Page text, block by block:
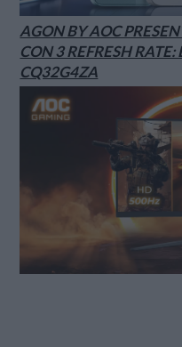
AGON BY AOC
CON 3 REFRESH
CQ32G4ZA